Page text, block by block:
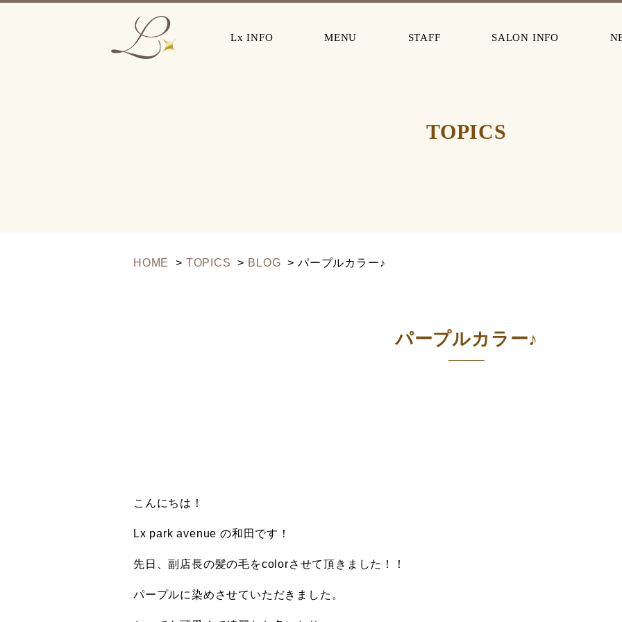
Lx INFO MENU STAFF SALON INFO
TOPICS
HOME TOPICS BLOG パープルカラー♪
パープルカラー♪
こんにちは！
Lx park avenue の和田です！
先日、副店長の髪の毛をcolorさせて頂きました！！
パープルに染めさせていただきました。